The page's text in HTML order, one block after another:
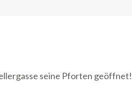
seine Pforten